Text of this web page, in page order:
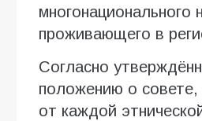
многонационального
проживающего в
Согласно
положению о совете,
от каждой